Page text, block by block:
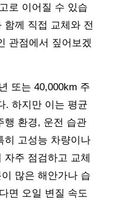
로 이어질 수 있습
함께 직접 교체와 전
관점에서 짚어보겠
또는 40,000km 주
. 하지만 이는 평균
행 환경, 운전 습관
히 고성능 차량이나
주 점검하고 교체
많은 해안가나 습
면 오일 변질 속도